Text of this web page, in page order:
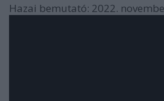
Hazai bemutató: 2022.